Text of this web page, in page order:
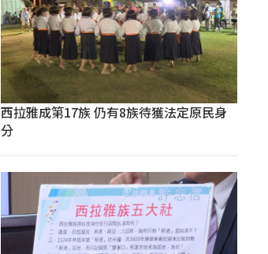
西拉雅成第17族 仍有8族待獲法定原民身
分